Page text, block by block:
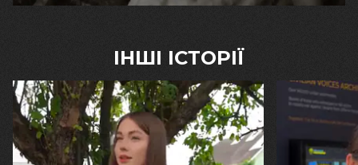
ІНШІ ІСТОРІЇ